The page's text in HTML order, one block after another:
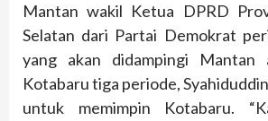
Mantan wakil Ketua DPRD
Selatan dari Partai Demokrat
yang akan didampingi Mantan
Kotabaru tiga periode,
untuk memimpin Kotabaru.